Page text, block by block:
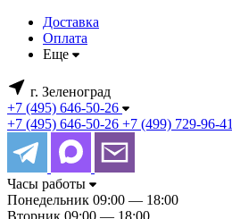
Доставка
Оплата
Еще
г. Зеленоград
+7 (495) 646-50-26
+7 (495) 646-50-26 +7 (499) 729-96-41
Часы работы
Понедельник 09:00 — 18:00
Вторник 09:00 — 18:00